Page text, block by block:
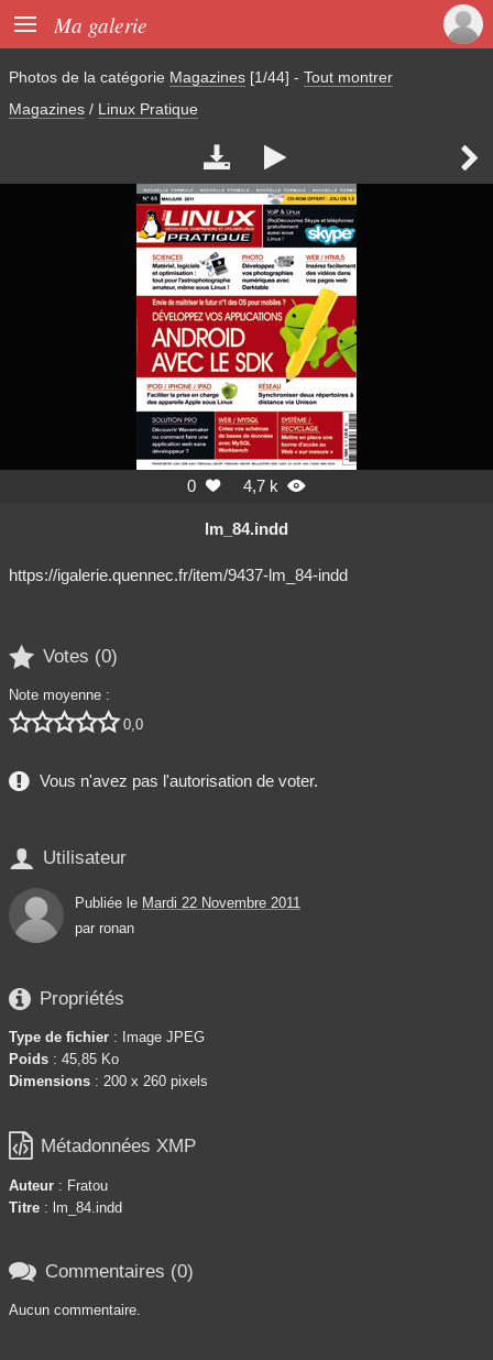
 Ma galerie
Photos de la catégorie Magazines [1/44] - Tout montrer
Magazines / Linux Pratique
  
0  4,7 k 
lm_84.indd
https://igalerie.quennec.fr/item/9437-lm_84-indd
 Votes (0)
Note moyenne :
 0,0
Vous n'avez pas l'autorisation de voter.
 Utilisateur
Publiée le Mardi 22 Novembre 2011
par ronan
 Propriétés
Type de fichier : Image JPEG
Poids : 45,85 Ko
Dimensions : 200 x 260 pixels
 Métadonnées XMP
Auteur : Fratou
Titre : lm_84.indd
 Commentaires (0)
Aucun commentaire.